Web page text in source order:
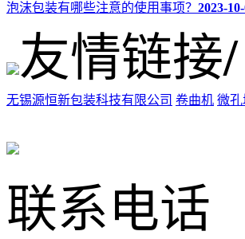
泡沫包装有哪些注意的使用事项？ 2023-
友情链接
无锡源恒新包装科技有限公司 卷曲机 微
联系电话